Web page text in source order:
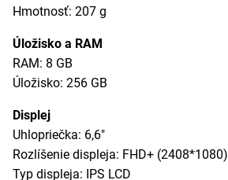
Hmotnosť: 207 g
Úložisko a RAM
RAM: 8 GB
Úložisko: 256 GB
Displej
Uhlopriečka: 6,6"
Rozlíšenie displeja: FHD+ (2408*1080)
Typ displeja: IPS LCD